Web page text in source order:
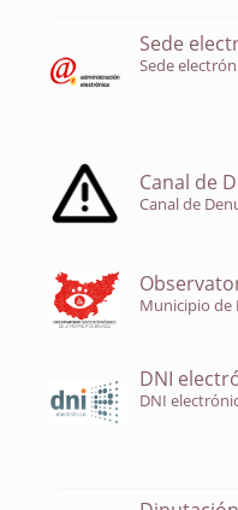
Sede
Sede
Canal de
Canal de
Municipio de
DNI
DNI